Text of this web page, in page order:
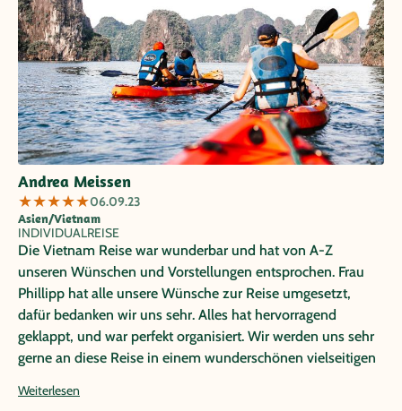
Andrea Meissen
★★★★★06.09.23
Asien/Vietnam
INDIVIDUALREISE
Die Vietnam Reise war wunderbar und hat von A-Z
unseren Wünschen und Vorstellungen entsprochen. Frau
Phillipp hat alle unsere Wünsche zur Reise umgesetzt,
dafür bedanken wir uns sehr. Alles hat hervorragend
geklappt, und war perfekt organisiert. Wir werden uns sehr
gerne an diese Reise in einem wunderschönen vielseitigen
Eindrücken und Erlebnissen zurück erinnern.
Weiterlesen